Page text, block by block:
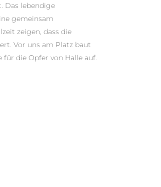
Das lebendige
gemeinsam
zeigen, dass die
Vor uns am Platz baut
für die Opfer von Halle auf.